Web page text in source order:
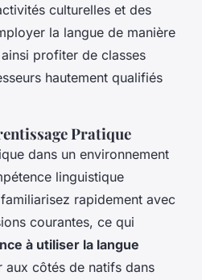
culturelles et des
la langue de manière
profiter de classes
hautement qualifiés
Pratique
dans un environnement
linguistique
rapidement avec
courantes, ce qui
à utiliser la langue
aux côtés de natifs dans